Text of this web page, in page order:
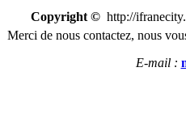
Copyright ©http://
Merci de nous contactez, nous
E-mail :